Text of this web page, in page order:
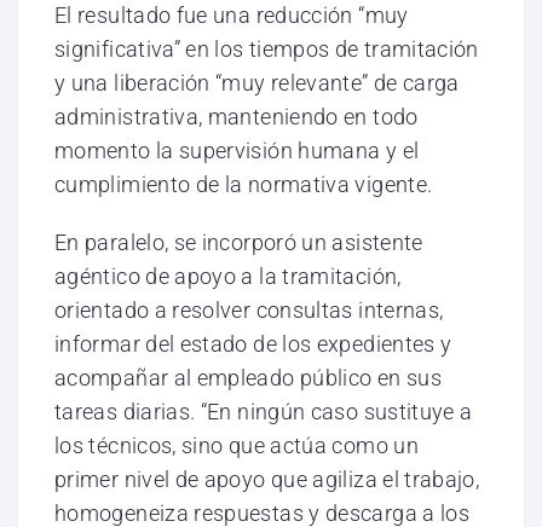
El resultado fue una reducción “muy
significativa” en los tiempos de tramitación
y una liberación “muy relevante” de carga
administrativa, manteniendo en todo
momento la supervisión humana y el
cumplimiento de la normativa vigente.
En paralelo, se incorporó un asistente
agéntico de apoyo a la tramitación,
orientado a resolver consultas internas,
informar del estado de los expedientes y
acompañar al empleado público en sus
tareas diarias. “En ningún caso sustituye a
los técnicos, sino que actúa como un
primer nivel de apoyo que agiliza el trabajo,
homogeneiza respuestas y descarga a los